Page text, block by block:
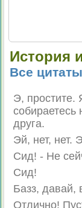
История
Все
Э, простите.
собираетесь
друга.
Эй, нет, нет.
Сид! - Не
Сид!
Базз, давай,
Отлично!